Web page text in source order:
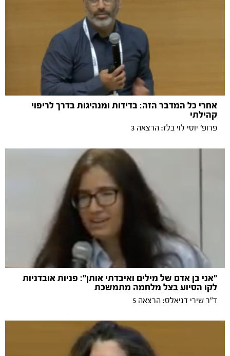
אחרי כל המדבר הזה: בדידות ומנהיגות בדרך לריפוי
קהילתי
פרופ׳ יוסי לוי בלז: הרצאה 3
"אני בן אדם של מילים ואיבדתי אותן": פניות אובדניות
לקו הסיוע בצל מלחמה מתמשכת
ד"ר שירי דניאלס: הרצאה 5